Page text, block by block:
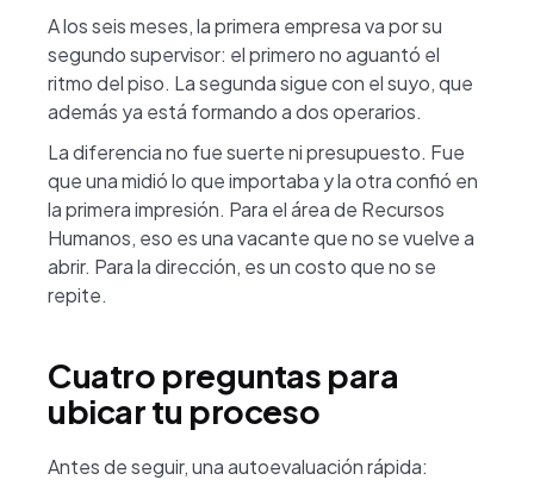
A los seis meses, la primera empresa va por su
segundo supervisor: el primero no aguantó el
ritmo del piso. La segunda sigue con el suyo, que
además ya está formando a dos operarios.
La diferencia no fue suerte ni presupuesto. Fue
que una midió lo que importaba y la otra confió en
la primera impresión. Para el área de Recursos
Humanos, eso es una vacante que no se vuelve a
abrir. Para la dirección, es un costo que no se
repite.
Cuatro preguntas para
ubicar tu proceso
Antes de seguir, una autoevaluación rápida: